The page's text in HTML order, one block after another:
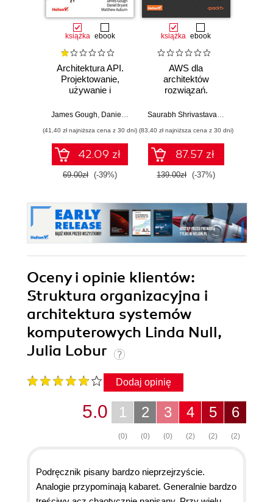
książka ebook
Architektura API.
Projektowanie,
używanie i
systemów
James Gough, Daniel Bryant ,Matthew Auburn
(41,40 zł najniższa cena z 30 dni)
42.09 zł
69.00zł (-39%)
książka ebook
AWS dla
architektów
rozwiązań.
skalowanie i
do chmury
Amazon Web
Services. Wydanie
II
Saurabh Shrivastava
,Neelanjali
(83,40 zł najniższa cena z 30 dni)
87.57 zł
139.00zł (-37%)
Oceny i opinie klientów:
Struktura organizacyjna i
architektura systemów
komputerowych Linda Null,
Julia Lobur
Dodaj opinię
6
(2)
5
(2)
4
(2)
3
(0)
2
(0)
1
(0)
5.0
Podręcznik pisany bardzo nieprzejrzyście.
Analogie przypominają kabaret. Generalnie bardzo